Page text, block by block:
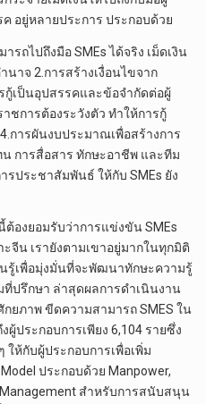
อยู่หลายประการ ประกอบด้วย
รถไปถึงมือ SMEs ได้จริง เม็ดเงิน
นาจ 2.การสร้างเงื่อนไขจาก
กู้เป็นอุปสรรคและข้อจำกัดต่อผู้
ชการต้องระวังตัว ทำให้การกู้
การผันงบประมาณเพื่อสร้างการ
การสื่อสาร ทักษะอาชีพ และทีม
รประชาสัมพันธ์ ให้กับ SMEs ยัง
องยอมรับว่าการแข่งขัน SMEs
จีน เรายังตามเขาอยู่มากในทุกมิติ
รู้เพื่อมุ่งมั่นที่จะพัฒนาทักษะความรู้
ปรึกษา ล่าสุดผลการดำเนินงาน
ยภาพ ขีดความสามารถ SMES ใน
ผู้ประกอบการเพียง 6,104 รายซึ่ง
ให้กับผู้ประกอบการเพื่อเพิ่ม
ประกอบด้วย Manpower,
Management สำหรับการสนับสนุน